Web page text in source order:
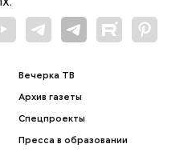
Вечерка ТВ
Архив газеты
Спецпроекты
Пресса в образовании